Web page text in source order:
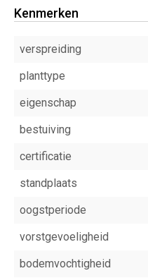
Kenmerken
verspreiding
planttype
eigenschap
bestuiving
certificatie
standplaats
oogstperiode
vorstgevoeligheid
bodemvochtigheid